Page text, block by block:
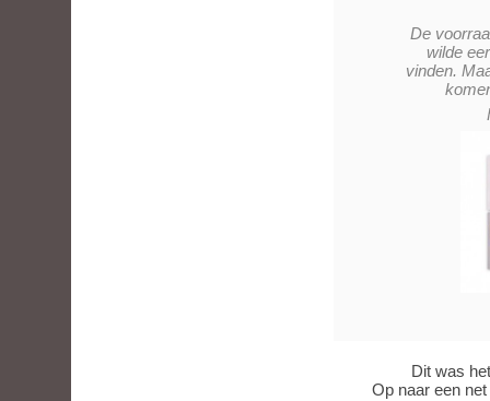
De
wilde
vinden.
Dit was
Op naar een